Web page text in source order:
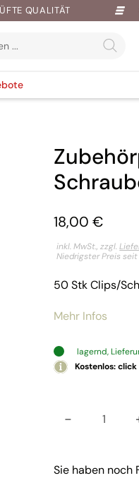
QUALITÄT
18,00 €
inkl. MwSt., zzgl.
Niedrigster Preis
50 Stk Clips/
Mehr Infos
lagernd,
Kostenlos:
-
Sie haben noch